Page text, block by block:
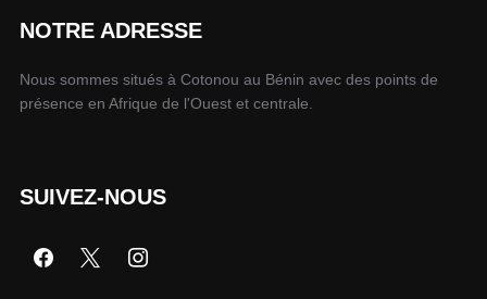
NOTRE ADRESSE
Nous sommes situés à Cotonou au Bénin avec des points de
présence en Afrique de l'Ouest et centrale.
SUIVEZ-NOUS